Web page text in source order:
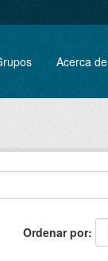
Acerca de
Ordenar por